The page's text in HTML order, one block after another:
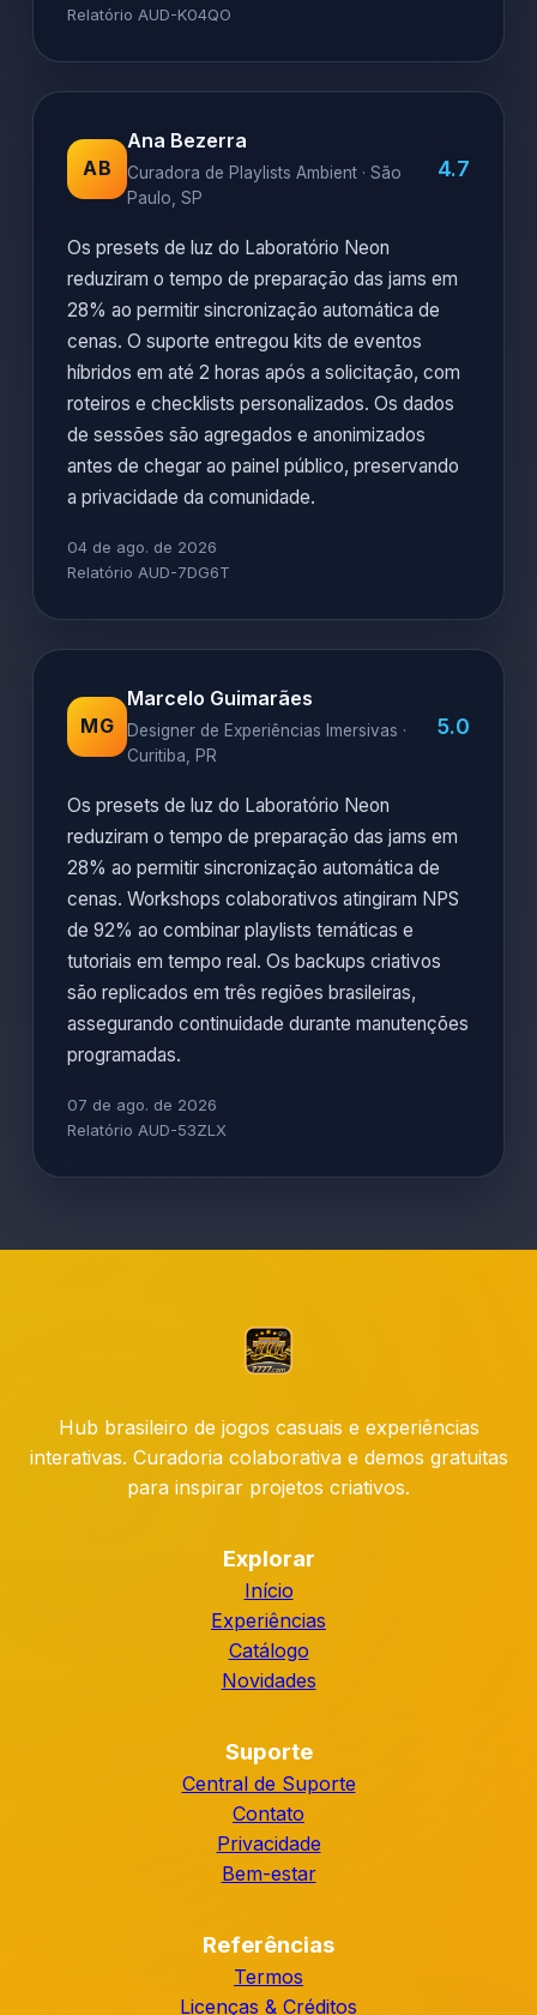
Relatório AUD-K04QO
AB
Ana Bezerra
Curadora de Playlists Ambient · São
Paulo, SP
4.7
Os presets de luz do Laboratório Neon
reduziram o tempo de preparação das jams em
28% ao permitir sincronização automática de
cenas. O suporte entregou kits de eventos
híbridos em até 2 horas após a solicitação, com
roteiros e checklists personalizados. Os dados
de sessões são agregados e anonimizados
antes de chegar ao painel público, preservando
a privacidade da comunidade.
04 de ago. de 2026
Relatório AUD-7DG6T
MG
Marcelo Guimarães
Designer de Experiências Imersivas ·
Curitiba, PR
5.0
Os presets de luz do Laboratório Neon
reduziram o tempo de preparação das jams em
28% ao permitir sincronização automática de
cenas. Workshops colaborativos atingiram NPS
de 92% ao combinar playlists temáticas e
tutoriais em tempo real. Os backups criativos
são replicados em três regiões brasileiras,
assegurando continuidade durante manutenções
programadas.
07 de ago. de 2026
Relatório AUD-53ZLX
Hub brasileiro de jogos casuais e experiências
interativas. Curadoria colaborativa e demos gratuitas
para inspirar projetos criativos.
Explorar
Início
Experiências
Catálogo
Novidades
Suporte
Central de Suporte
Contato
Privacidade
Bem-estar
Referências
Termos
Licenças & Créditos